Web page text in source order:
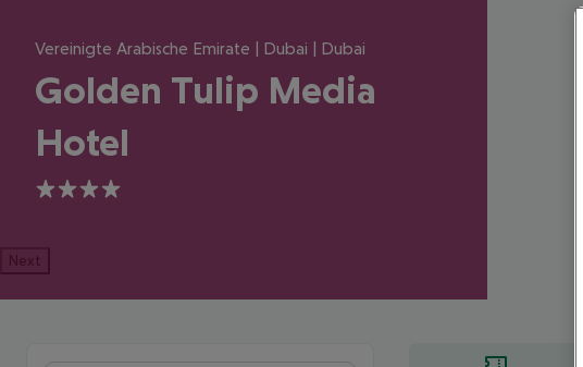
Vereinigte Arabische Emirate | Dubai | Dubai
Golden Tulip Media
Hotel
4
Next